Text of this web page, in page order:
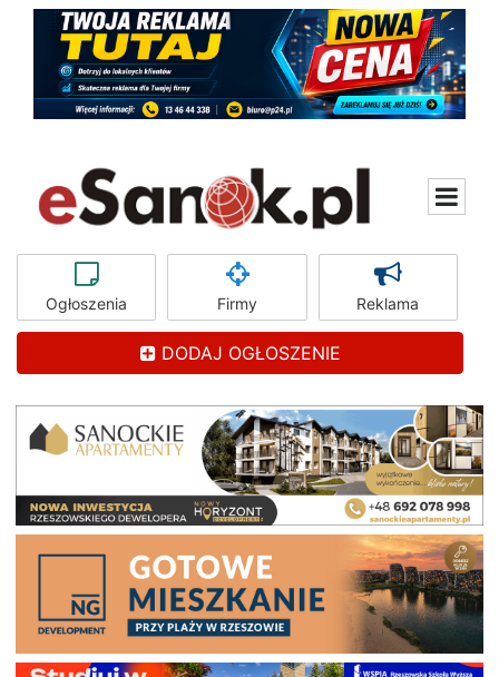
Ogłoszenia Firmy Reklama
DODAJ OGŁOSZENIE